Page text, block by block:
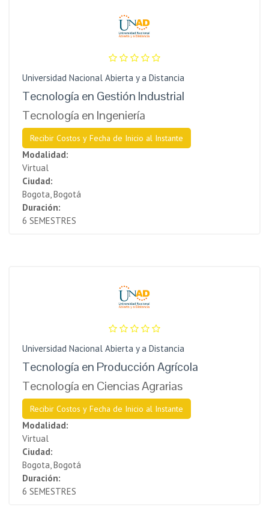
Universidad Nacional Abierta y a Distancia
Tecnología en Gestión Industrial
Tecnología en Ingeniería
Recibir Costos y Fecha de Inicio al Instante
Modalidad:
Virtual
Ciudad:
Bogota, Bogotá
Duración:
6 SEMESTRES
Universidad Nacional Abierta y a Distancia
Tecnología en Producción Agrícola
Tecnología en Ciencias Agrarias
Recibir Costos y Fecha de Inicio al Instante
Modalidad:
Virtual
Ciudad:
Bogota, Bogotá
Duración:
6 SEMESTRES